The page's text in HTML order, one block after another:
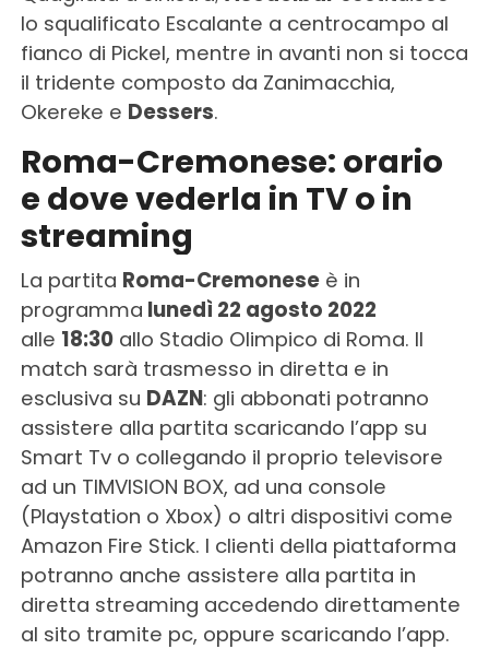
lo squalificato Escalante a centrocampo al
fianco di Pickel, mentre in avanti non si tocca
il tridente composto da Zanimacchia,
Okereke e Dessers.
Roma-Cremonese: orario
e dove vederla in TV o in
streaming
La partita Roma-Cremoneseè in
programma lunedì 22 agosto 2022
alle 18:30allo Stadio Olimpico di Roma. Il
match sarà trasmesso in diretta e in
esclusiva su DAZN: gli abbonati potranno
assistere alla partita scaricando l’app su
Smart Tv o collegando il proprio televisore
ad un TIMVISION BOX, ad una console
(Playstation o Xbox) o altri dispositivi come
Amazon Fire Stick. I clienti della piattaforma
potranno anche assistere alla partita in
diretta streaming accedendo direttamente
al sito tramite pc, oppure scaricando l’app.